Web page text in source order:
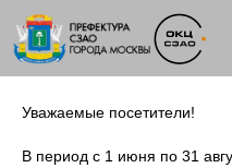
Уважаемые посетители!
В период с 1 июня по 31